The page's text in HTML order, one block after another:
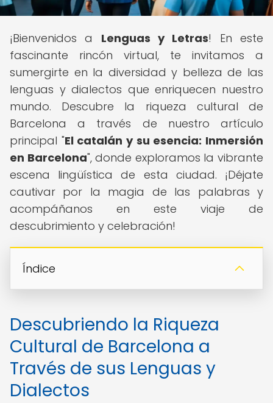
¡Bienvenidos a Lenguas y Letras! En este
fascinante rincón virtual, te invitamos a
sumergirte en la diversidad y belleza de las
lenguas y dialectos que enriquecen nuestro
mundo. Descubre la riqueza cultural de
Barcelona a través de nuestro artículo
principal "El catalán y su esencia: Inmersión
en Barcelona", donde exploramos la vibrante
escena lingüística de esta ciudad. ¡Déjate
cautivar por la magia de las palabras y
acompáñanos en este viaje de
descubrimiento y celebración!
Índice
Descubriendo la Riqueza
Cultural de Barcelona a
Través de sus Lenguas y
Dialectos